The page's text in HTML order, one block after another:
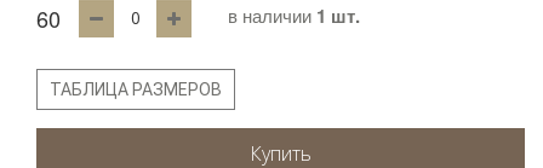
60 в наличии 1 шт.
ТАБЛИЦА РАЗМЕРОВ
Купить